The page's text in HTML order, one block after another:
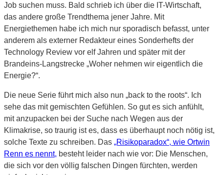
Job suchen muss. Bald schrieb ich über die IT-Wirtschaft,
das andere große Trendthema jener Jahre. Mit
Energiethemen habe ich mich nur sporadisch befasst, unter
anderem als externer Redakteur eines Sonderhefts der
Technology Review vor elf Jahren und später mit der
Brandeins-Langstrecke „Woher nehmen wir eigentlich die
Energie?“.
Die neue Serie führt mich also nun „back to the roots“. Ich
sehe das mit gemischten Gefühlen. So gut es sich anfühlt,
mit anzupacken bei der Suche nach Wegen aus der
Klimakrise, so traurig ist es, dass es überhaupt noch nötig ist,
solche Texte zu schreiben. Das „Risikoparadox“, wie Ortwin
Renn es nennt, besteht leider nach wie vor: Die Menschen,
die sich vor den völlig falschen Dingen fürchten, werden